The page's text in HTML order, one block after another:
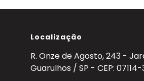
Localização
R. Onze de Agosto, 243 -
Guarulhos / SP - CEP: